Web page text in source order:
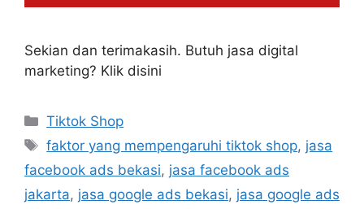
Sekian dan terimakasih. Butuh jasa digital
marketing? Klik disini
Tiktok Shop
faktor yang mempengaruhi tiktok shop, jasa
facebook ads bekasi, jasa facebook ads
jakarta, jasa google ads bekasi, jasa google ads